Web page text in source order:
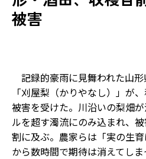
被害
記録的豪雨に見舞われた山
「刈屋梨（かりやなし）」が
被害を受けた。川沿いの梨畑
ルを超す濁流にのみ込まれ、
割に及ぶ。農家らは「実の生
から数時間で期待は消えてしま